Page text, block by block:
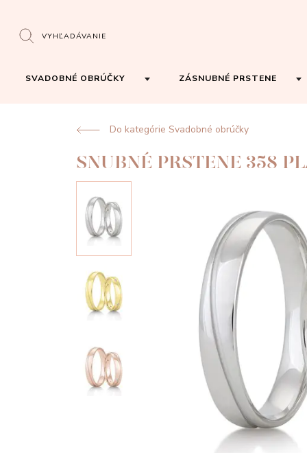
VYHĽADÁVANIE
SVADOBNÉ OBRÚČKY ZÁSNUBNÉ PRSTENE
Do kategórie Svadobné obrúčky
SNUBNÉ PRSTENE 358